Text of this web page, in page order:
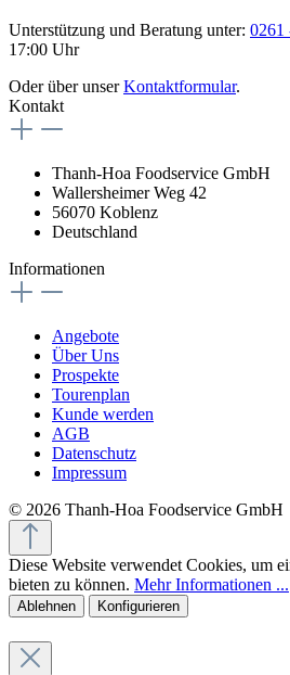
Unterstützung und Beratung unter: 0261
17:00 Uhr
Oder über unserKontaktformular.
Kontakt
Thanh-Hoa Foodservice GmbH
Wallersheimer Weg 42
56070 Koblenz
Deutschland
Informationen
Angebote
Über Uns
Prospekte
Tourenplan
Kunde werden
AGB
Datenschutz
Impressum
© 2026 Thanh-Hoa Foodservice GmbH
Diese Website verwendet Cookies, um
bieten zu können. Mehr Informationen ...
Ablehnen Konfigurieren